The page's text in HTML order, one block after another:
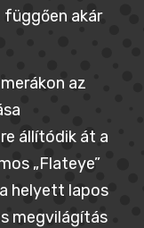
akár
az
állítódik át a
„Flateye”
helyett lapos
megvilágítás